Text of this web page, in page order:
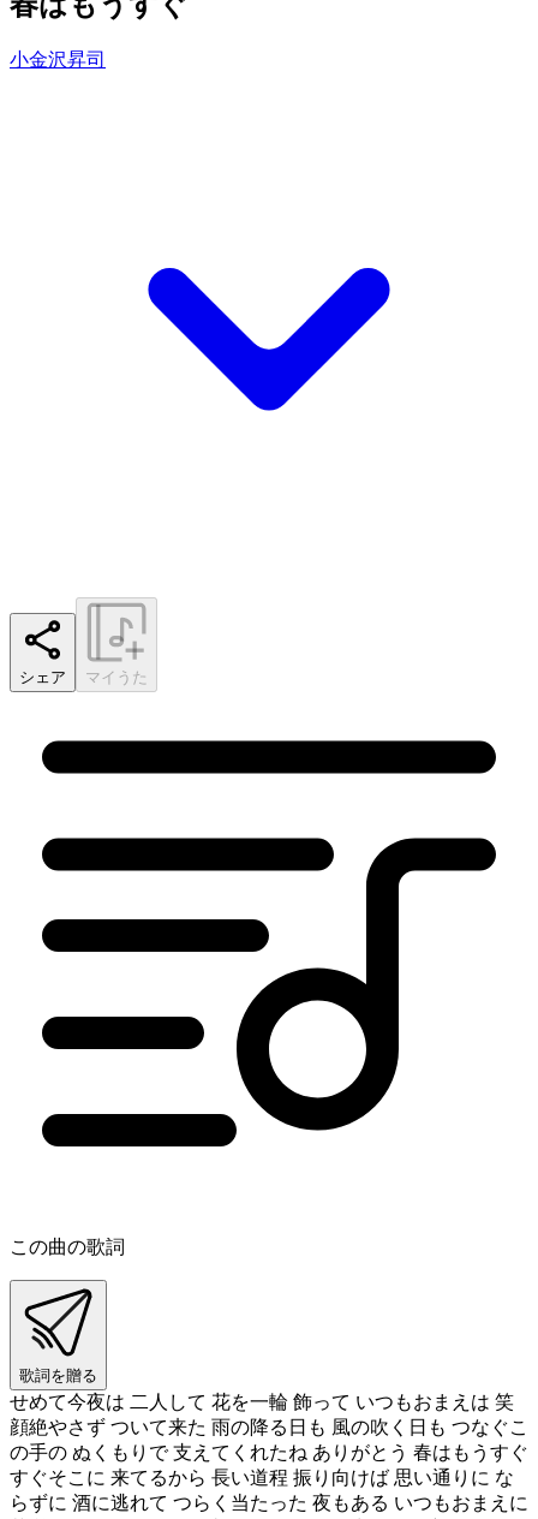
小金沢昇司
シェア マイうた
この曲の歌詞
歌詞を贈る
せめて今夜は 二人して 花を一輪 飾って いつもおまえは 笑
顔絶やさず ついて来た 雨の降る日も 風の吹く日も つなぐこ
の手の ぬくもりで 支えてくれたね ありがとう 春はもうすぐ
すぐそこに 来てるから 長い道程 振り向けば 思い通りに な
らずに 酒に逃れて つらく当たった 夜もある いつもおまえに